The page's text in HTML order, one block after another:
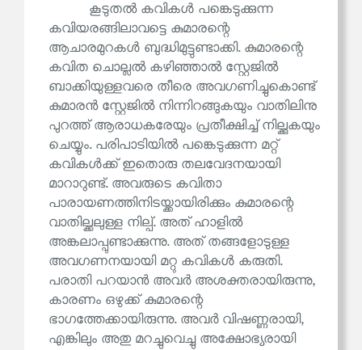
കൂടുതൽ കവികൾ പങ്കെടുക്കുന്ന
കവിയരങ്ങിലാവട്ടെ കുമാരന്റെ
ആചാരമുറകൾ ബുദ്ധിമുട്ടുണ്ടാക്കി. കുമാരന്റെ
കവിത ചൊല്ലൽ കഴിഞ്ഞാൽ സ്റ്റേജിൽ
ബാക്കിയുള്ളവരെ തീരെ അവഗണിച്ചുകൊണ്ട്
കുമാരൻ സ്റ്റേജിൽ നിന്നിറങ്ങുകയും വാതിലിനു
പുറത്ത് ആരാധകരേയും പ്രതീക്ഷിച്ച് നില്ക്കുകയും
ചെയ്യും. പരിപാടിയിൽ പങ്കെടുക്കുന്ന മറ്റ്
കവികൾക്ക് ഇതൊരു തലവേദനയായി
മാറാറുണ്ട്. അവരുടെ കവിതാ
പാരായണത്തിനിടയ്ക്കായിരിക്കും കുമാരന്റെ
വാതില്ക്കലുള്ള നില്പ്. അത് ഹാളിൽ
അങ്കലാപ്പുണ്ടാക്കുന്നു. അത് തങ്ങളോടുള്ള
അവഗണനയായി മറ്റു കവികൾ കരുതി.
പരാതി പറയാൻ അവർ അശക്തരായിരുന്നു,
കാരണം ഒഴുക്ക് കുമാരന്റെ
ഭാഗത്തേക്കായിരുന്നു. അവർ വിഷണ്ണരായി,
എങ്കിലും അതു മറച്ചുവെച്ചു അക്ഷോഭ്യരായി